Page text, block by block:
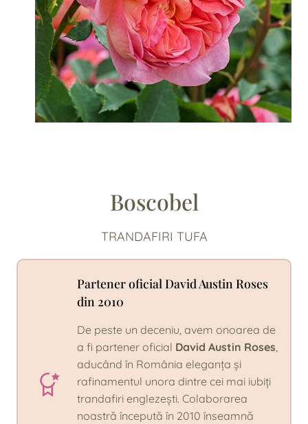
Boscobel
TRANDAFIRI TUFA
Partener oficial David Austin Roses
din 2010
De peste un deceniu, avem onoarea de
a fi partener oficial David Austin Roses,
aducând în România eleganța și
rafinamentul unora dintre cei mai iubiți
trandafiri englezești. Colaborarea
noastră începută în 2010 înseamnă